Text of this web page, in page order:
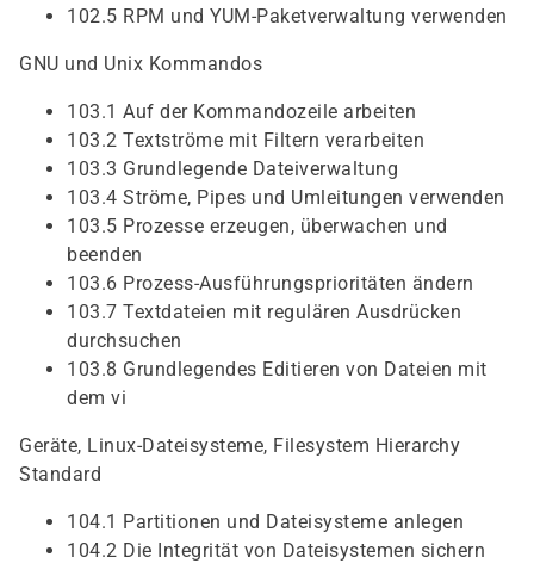
102.5 RPM und YUM-Paketverwaltung verwenden
GNU und Unix Kommandos
103.1 Auf der Kommandozeile arbeiten
103.2 Textströme mit Filtern verarbeiten
103.3 Grundlegende Dateiverwaltung
103.4 Ströme, Pipes und Umleitungen verwenden
103.5 Prozesse erzeugen, überwachen und
beenden
103.6 Prozess-Ausführungsprioritäten ändern
103.7 Textdateien mit regulären Ausdrücken
durchsuchen
103.8 Grundlegendes Editieren von Dateien mit
dem vi
Geräte, Linux-Dateisysteme, Filesystem Hierarchy
Standard
104.1 Partitionen und Dateisysteme anlegen
104.2 Die Integrität von Dateisystemen sichern